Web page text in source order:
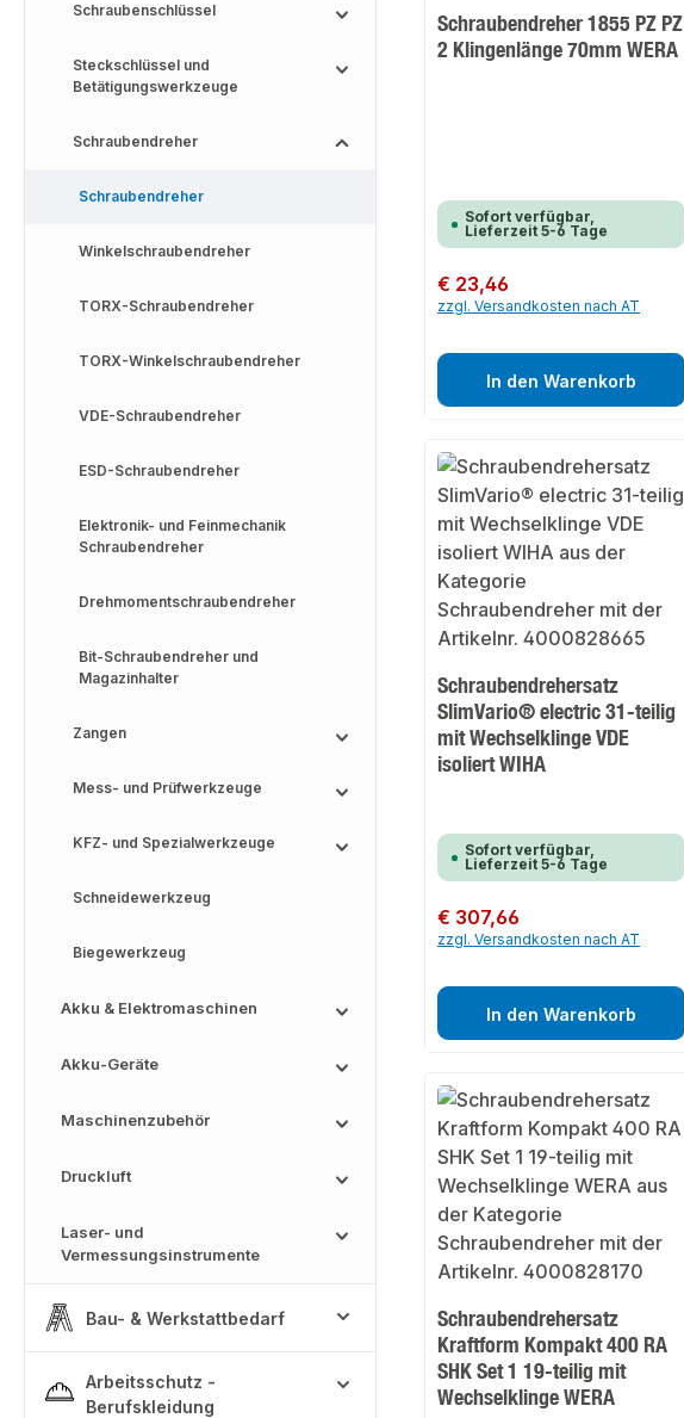
Schraubenschlüssel
Steckschlüssel und
Betätigungswerkzeuge
Schraubendreher
Schraubendreher
Winkelschraubendreher
TORX-Schraubendreher
TORX-Winkelschraubendreher
VDE-Schraubendreher
ESD-Schraubendreher
Elektronik- und Feinmechanik
Schraubendreher
Drehmomentschraubendreher
Bit-Schraubendreher und
Magazinhalter
Zangen
Mess- und Prüfwerkzeuge
KFZ- und Spezialwerkzeuge
Schneidewerkzeug
Biegewerkzeug
Akku & Elektromaschinen
Akku-Geräte
Maschinenzubehör
Druckluft
Laser- und
Vermessungsinstrumente
Bau- & Werkstattbedarf
Arbeitsschutz -
Berufskleidung
Schraubendreher 1855 PZ PZ
2 Klingenlänge 70mm WERA
Sofort verfügbar,
Lieferzeit 5-6 Tage
Regulärer Preis:
€ 23,46
zzgl. Versandkosten nach AT
In den Warenkorb
Schraubendrehersatz
SlimVario® electric 31-teilig
mit Wechselklinge VDE
isoliert WIHA
Sofort verfügbar,
Lieferzeit 5-6 Tage
Regulärer Preis:
€ 307,66
zzgl. Versandkosten nach AT
In den Warenkorb
Schraubendrehersatz
Kraftform Kompakt 400 RA
SHK Set 1 19-teilig mit
Wechselklinge WERA